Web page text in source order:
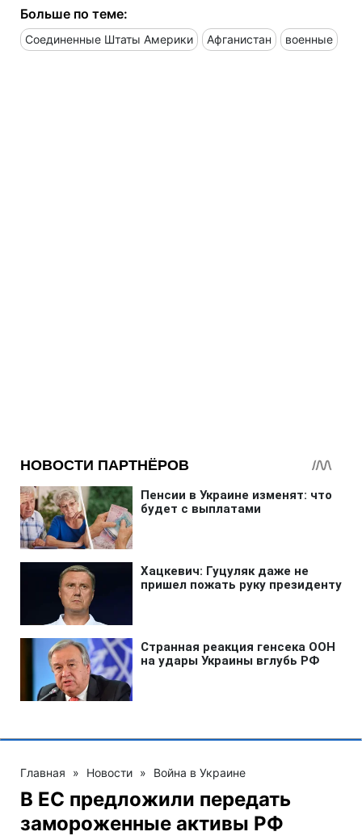
Больше по теме:
Соединенные Штаты Америки Афганистан военные
Главная » Новости » Война в Украине
В ЕС предложили передать
замороженные активы РФ